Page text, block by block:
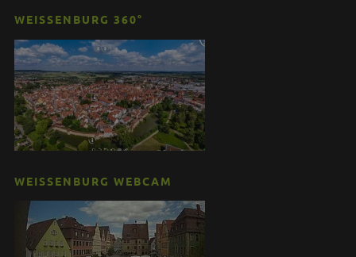
WEISSENBURG 360°
WEISSENBURG WEBCAM